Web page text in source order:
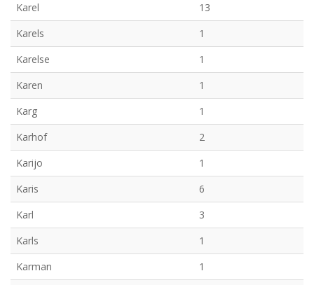
Karel
13
Karels
1
Karelse
1
Karen
1
Karg
1
Karhof
2
Karijo
1
Karis
6
Karl
3
Karls
1
Karman
1